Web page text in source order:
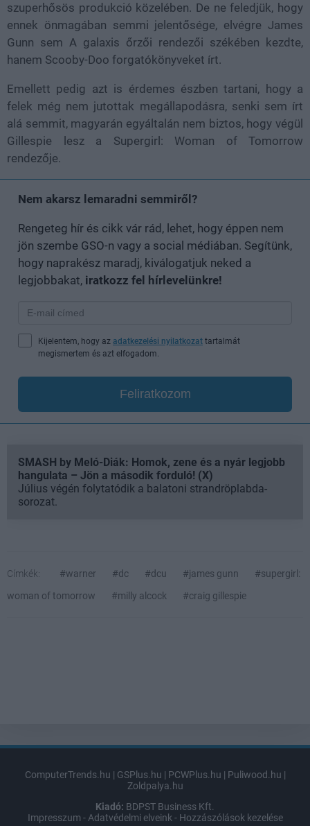
szuperhősös produkció közelében. De ne feledjük, hogy
ennek önmagában semmi jelentősége, elvégre James
Gunn sem A galaxis őrzői rendezői székében kezdte,
hanem Scooby-Doo forgatókönyveket írt.
Emellett pedig azt is érdemes észben tartani, hogy a
felek még nem jutottak megállapodásra, senki sem írt
alá semmit, magyarán egyáltalán nem biztos, hogy végül
Gillespie lesz a Supergirl: Woman of Tomorrow
rendezője.
Nem akarsz lemaradni semmiről?
Rengeteg hír és cikk vár rád, lehet, hogy éppen nem
jön szembe GSO-n vagy a social médiában. Segítünk,
hogy naprakész maradj, kiválogatjuk neked a
legjobbakat, iratkozz fel hírlevelünkre!
Kijelentem, hogy az adatkezelési nyilatkozat tartalmát
megismertem és azt elfogadom.
Feliratkozom
SMASH by Meló-Diák: Homok, zene és a nyár legjobb
hangulata – Jön a második forduló! (X)
Július végén folytatódik a balatoni strandröplabda-
sorozat.
Címkék: #warner #dc #dcu #james gunn
#supergirl:
woman of tomorrow
#milly alcock #craig gillespie
ComputerTrends.hu | GSPlus.hu | PCWPlus.hu | Puliwood.hu |
Zoldpalya.hu
Kiadó: BDPST Business Kft.
Impresszum - Adatvédelmi elveink - Hozzászólások kezelése